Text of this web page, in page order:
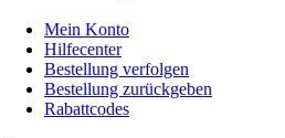
Mein Konto
Hilfecenter
Bestellung verfolgen
Bestellung zurückgeben
Rabattcodes